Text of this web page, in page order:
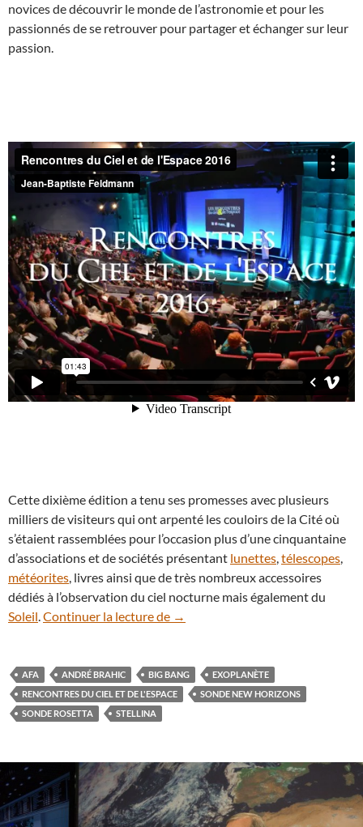
novices de découvrir le monde de l’astronomie et pour les
passionnés de se retrouver pour partager et échanger sur leur
passion.
Cette dixième édition a tenu ses promesses avec plusieurs
milliers de visiteurs qui ont arpenté les couloirs de la Cité où
s’étaient rassemblées pour l’occasion plus d’une cinquantaine
d’associations et de sociétés présentant lunettes,télescopes,
météorites, livres ainsi que de très nombreux accessoires
dédiés à l’observation du ciel nocturne mais également du
Soleil.Continuer la lecture de Retour sur les Rencontres du Ciel
→
AFA ANDRÉ BRAHIC BIG BANG
EXOPLANÈTE
RENCONTRES DU CIEL ET DE L'ESPACE
SONDE NEW HORIZONS
SONDE ROSETTA
STELLINA